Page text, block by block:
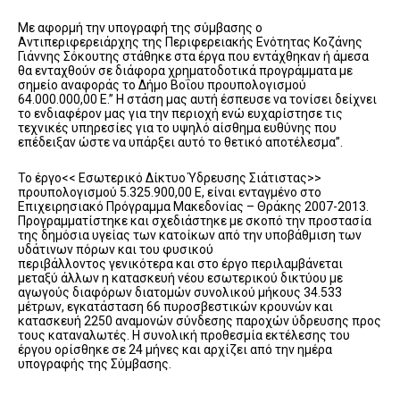
Με αφορμή την υπογραφή της σύμβασης ο
Αντιπεριφερειάρχης της Περιφερειακής Ενότητας Κοζάνης
Γιάννης Σόκουτης στάθηκε στα έργα που εντάχθηκαν ή άμεσα
θα ενταχθούν σε διάφορα χρηματοδοτικά προγράμματα με
σημείο αναφοράς το Δήμο Βοΐου προυπολογισμού
64.000.000,00 Ε.” Η στάση μας αυτή έσπευσε να τονίσει δείχνει
το ενδιαφέρον μας για την περιοχή ενώ ευχαρίστησε τις
τεχνικές υπηρεσίες για το υψηλό αίσθημα ευθύνης που
επέδειξαν ώστε να υπάρξει αυτό το θετικό αποτέλεσμα”.
Το έργο<< Εσωτερικό Δίκτυο Ύδρευσης Σιάτιστας>>
προυπολογισμού 5.325.900,00 Ε, είναι ενταγμένο στο
Επιχειρησιακό Πρόγραμμα Μακεδονίας – Θράκης 2007-2013.
Προγραμματίστηκε και σχεδιάστηκε με σκοπό την προστασία
της δημόσια υγείας των κατοίκων από την υποβάθμιση των
υδάτινων πόρων και του φυσικού
περιβάλλοντος γενικότερα και στο έργο περιλαμβάνεται
μεταξύ άλλων η κατασκευή νέου εσωτερικού δικτύου με
αγωγούς διαφόρων διατομών συνολικού μήκους 34.533
μέτρων, εγκατάσταση 66 πυροσβεστικών κρουνών και
κατασκευή 2250 αναμονών σύνδεσης παροχών ύδρευσης προς
τους καταναλωτές. Η συνολική προθεσμία εκτέλεσης του
έργου ορίσθηκε σε 24 μήνες και αρχίζει από την ημέρα
υπογραφής της Σύμβασης.